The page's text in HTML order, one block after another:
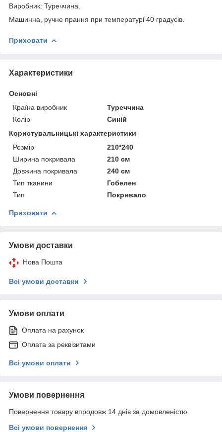
Виробник: Туреччина.
Машинна, ручне прання при температурі 40 градусів.
Приховати
Характеристики
Основні
Країна виробник
Туреччина
Колір
Синій
Користувальницькі характеристики
Розмір
210*240
Ширина покривала
210 см
Довжина покривала
240 см
Тип тканини
Гобелен
Тип
Покривало
Приховати
Умови доставки
Нова Пошта
Всі умови доставки
Умови оплати
Оплата на рахунок
Оплата за реквізитами
Всі умови оплати
Умови повернення
Повернення товару впродовж 14 днів за домовленістю
Всі умови повернення